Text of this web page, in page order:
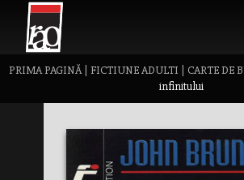
PRIMA PAGINĂ| FICTIUNE ADULTI CARTE DE
infinitului